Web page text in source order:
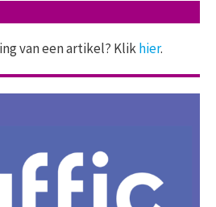
van een artikel? Klikhier.